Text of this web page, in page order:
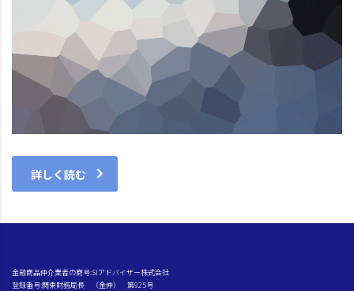
詳しく読む
金融商品仲介業者の商号:SIアドバイザー株式会社
登録番号:関東財務局長 （金仲） 第925号